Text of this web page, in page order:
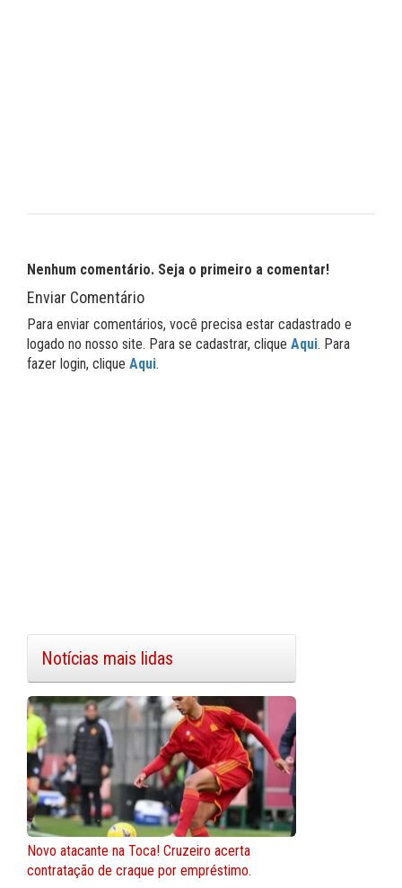
Nenhum comentário. Seja o primeiro a comentar!
Enviar Comentário
Para enviar comentários, você precisa estar cadastrado e
logado no nosso site. Para se cadastrar, clique Aqui. Para
fazer login, clique Aqui.
Notícias mais lidas
Novo atacante na Toca! Cruzeiro acerta
contratação de craque por empréstimo.